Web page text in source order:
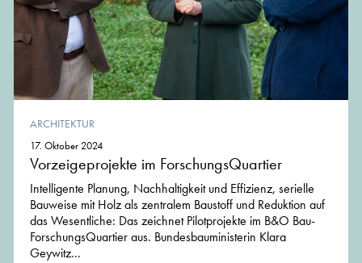
ARCHITEKTUR
17. Oktober 2024
Vorzeigeprojekte im ForschungsQuartier
Intelligente Planung, Nachhaltigkeit und Effizienz, serielle
Bauweise mit Holz als zentralem Baustoff und Reduktion auf
das Wesentliche: Das zeichnet Pilotprojekte im B&O Bau-
ForschungsQuartier aus. Bundesbauministerin Klara
Geywitz...